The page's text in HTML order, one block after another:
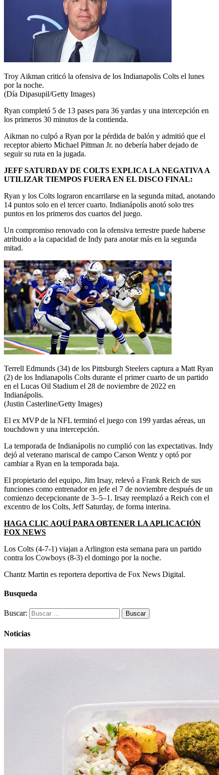
Troy Aikman criticó la ofensiva de los Indianapolis Colts el lunes
por la noche.
(Día Dipasupil/Getty Images)
Ryan completó 5 de 13 pases para 36 yardas y una intercepción en
los primeros 30 minutos de la contienda.
Aikman no culpó a Ryan por la pérdida de balón y admitió que el
receptor abierto Michael Pittman Jr. no debería haber dejado de
seguir su ruta en la jugada.
JEFF SATURDAY DE COLTS EXPLICA LA NEGATIVA A
UTILIZAR TIEMPOS FUERA EN EL DISCO FINAL:
Ryan y los Colts lograron encarrilarse en la segunda mitad, anotando
14 puntos solo en el tercer cuarto. Indianápolis anotó solo tres
puntos en los primeros dos cuartos del juego.
Un compromiso renovado con la ofensiva terrestre puede haberse
atribuido a la capacidad de Indy para anotar más en la segunda
mitad.
Terrell Edmunds (34) de los Pittsburgh Steelers captura a Matt Ryan
(2) de los Indianapolis Colts durante el primer cuarto de un partido
en el Lucas Oil Stadium el 28 de noviembre de 2022 en
Indianápolis.
(Justin Casterline/Getty Images)
El ex MVP de la NFL terminó el juego con 199 yardas aéreas, un
touchdown y una intercepción.
La temporada de Indianápolis no cumplió con las expectativas. Indy
dejó al veterano mariscal de campo Carson Wentz y optó por
cambiar a Ryan en la temporada baja.
El propietario del equipo, Jim Irsay, relevó a Frank Reich de sus
funciones como entrenador en jefe el 7 de noviembre después de un
comienzo decepcionante de 3–5–1. Irsay reemplazó a Reich con el
excentro de los Colts, Jeff Saturday, de forma interina.
HAGA CLIC AQUÍ PARA OBTENER LA APLICACIÓN
FOX NEWS
Los Colts (4-7-1) viajan a Arlington esta semana para un partido
contra los Cowboys (8-3) el domingo por la noche.
Chantz Martin es reportera deportiva de Fox News Digital.
Busqueda
Buscar:
Noticias